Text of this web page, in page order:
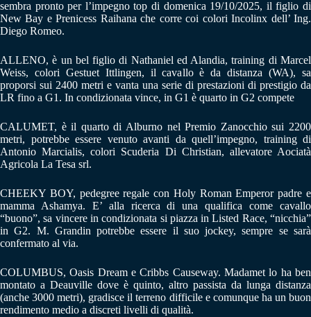
sembra pronto per l’impegno top di domenica 19/10/2025, il figlio di
New Bay e Prenicess Raihana che corre coi colori Incolinx dell’ Ing.
Diego Romeo.
ALLENO, è un bel figlio di Nathaniel ed Alandia, training di Marcel
Weiss, colori Gestuet Ittlingen, il cavallo è da distanza (WA), sa
proporsi sui 2400 metri e vanta una serie di prestazioni di prestigio da
LR fino a G1. In condizionata vince, in G1 è quarto in G2 compete
CALUMET, è il quarto di Alburno nel Premio Zanocchio sui 2200
metri, potrebbe essere venuto avanti da quell’impegno, training di
Antonio Marcialis, colori Scuderia Di Christian, allevatore Aociatà
Agricola La Tesa srl.
CHEEKY BOY, pedegree regale con Holy Roman Emperor padre e
mamma Ashamya. E’ alla ricerca di una qualifica come cavallo
“buono”, sa vincere in condizionata si piazza in Listed Race, “nicchia”
in G2. M. Grandin potrebbe essere il suo jockey, sempre se sarà
confermato al via.
COLUMBUS, Oasis Dream e Cribbs Causeway. Madamet lo ha ben
montato a Deauville dove è quinto, altro passista da lunga distanza
(anche 3000 metri), gradisce il terreno difficile e comunque ha un buon
rendimento medio a discreti livelli di qualità.